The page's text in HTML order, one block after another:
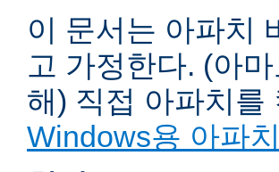
이 문서는 아파치
고 가정한다. (아
해) 직접 아파치
Windows용 아파